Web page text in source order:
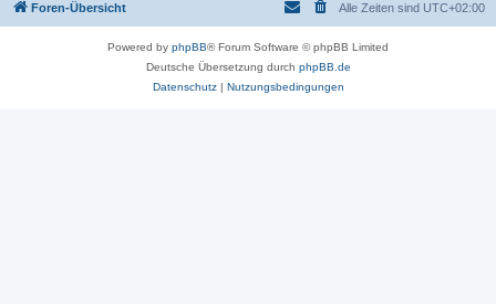
Foren-Übersicht Alle Zeiten sind UTC+02:00
Powered by phpBB® Forum Software © phpBB Limited
Deutsche Übersetzung durch phpBB.de
Datenschutz| Nutzungsbedingungen